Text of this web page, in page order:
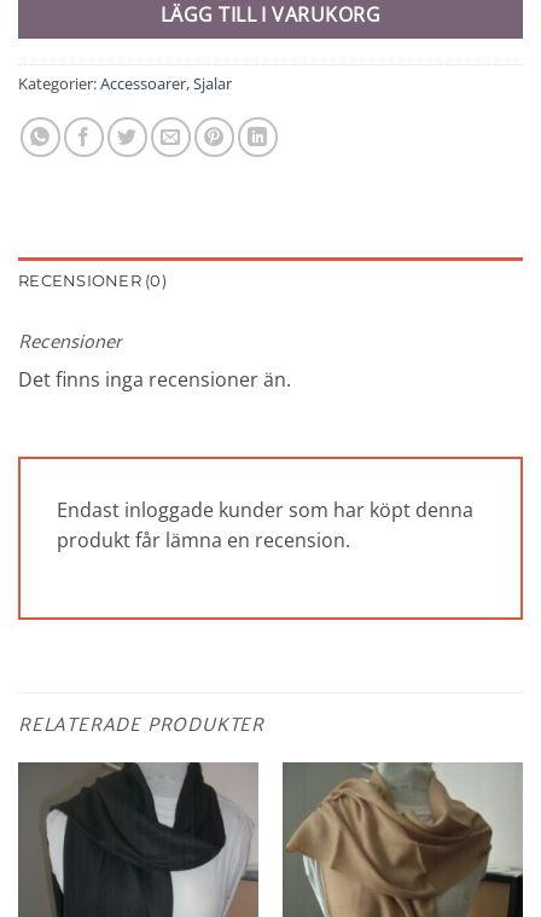
LÄGG TILL I VARUKORG
Kategorier:Accessoarer,Sjalar
RECENSIONER (0)
Recensioner
Det finns inga recensioner än.
Endast inloggade kunder som har köpt denna
produkt får lämna en recension.
RELATERADE PRODUKTER